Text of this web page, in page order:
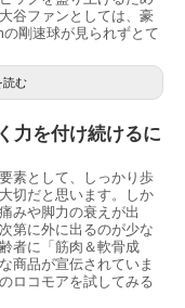
谷ファンとしては、豪
剛速球が見られずとて
読む
力を付け続けるに
素として、しっかり歩
切だと思います。しか
みや脚力の衰えが出
第に外に出るのが少な
者に「筋肉＆軟骨成
商品が宣伝されていま
ロコモアを試してみる